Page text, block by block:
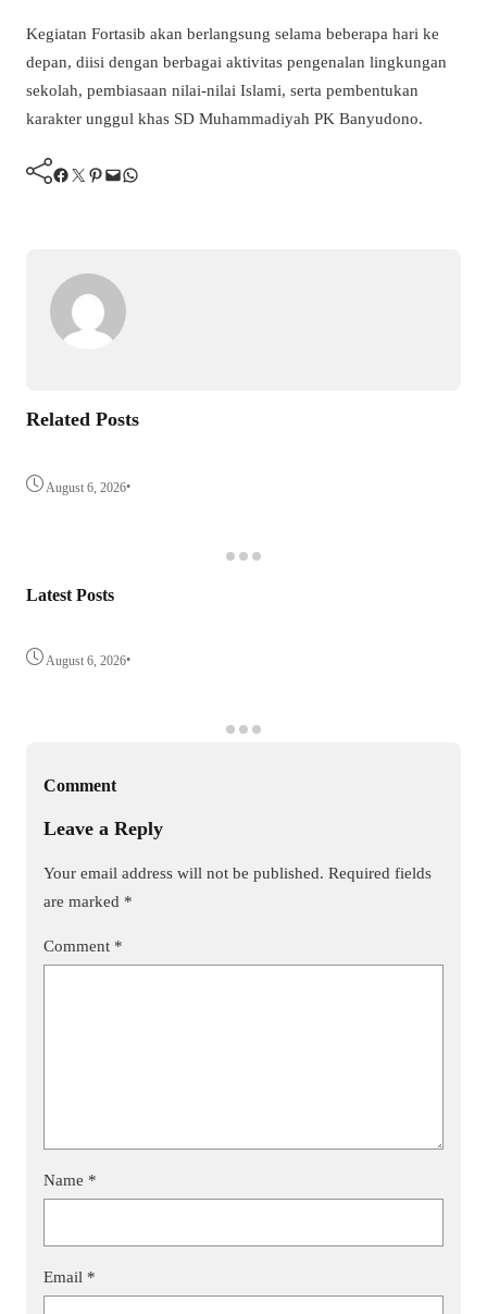
Kegiatan Fortasib akan berlangsung selama beberapa hari ke
depan, diisi dengan berbagai aktivitas pengenalan lingkungan
sekolah, pembiasaan nilai-nilai Islami, serta pembentukan
karakter unggul khas SD Muhammadiyah PK Banyudono.
Facebook Twitter Pinterest Mail WhatsApp
Related Posts
August 6, 2026•
Latest Posts
August 6, 2026•
Comment
Leave a Reply
Your email address will not be published. Required fields
are marked *
Comment *
Name *
Email *